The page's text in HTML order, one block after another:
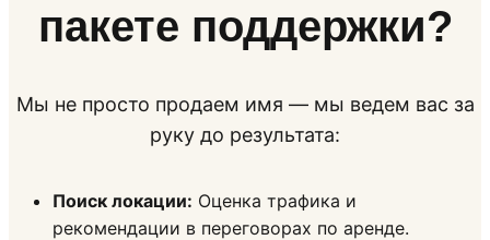
пакете поддержки?
Мы не просто продаем имя — мы ведем вас за
руку до результата:
Поиск локации: Оценка трафика и
рекомендации в переговорах по аренде.